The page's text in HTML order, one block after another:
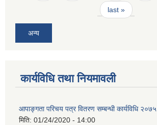
last »
अन्य
कार्यविधि तथा नियमावली
आपाङ्गता परिचय पत्र वितरण सम्बन्धी कार्यविधि २०७५
मिति: 01/24/2020 - 14:00